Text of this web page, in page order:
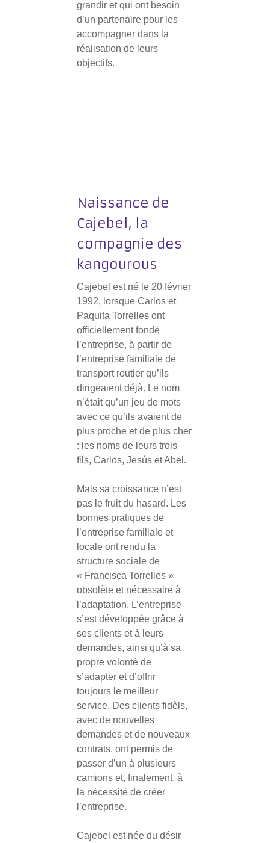
grandir et qui ont besoin
d’un partenaire pour les
accompagner dans la
réalisation de leurs
objectifs.
Naissance de
Cajebel, la
compagnie des
kangourous
Cajebel est né le 20 février
1992, lorsque Carlos et
Paquita Torrelles ont
officiellement fondé
l’entreprise, à partir de
l’entreprise familiale de
transport routier qu’ils
dirigeaient déjà. Le nom
n’était qu’un jeu de mots
avec ce qu’ils avaient de
plus proche et de plus cher
: les noms de leurs trois
fils, Carlos, Jesús et Abel.
Mais sa croissance n’est
pas le fruit du hasard. Les
bonnes pratiques de
l’entreprise familiale et
locale ont rendu la
structure sociale de
« Francisca Torrelles »
obsolète et nécessaire à
l’adaptation. L’entreprise
s’est développée grâce à
ses clients et à leurs
demandes, ainsi qu’à sa
propre volonté de
s’adapter et d’offrir
toujours le meilleur
service. Des clients fidèls,
avec de nouvelles
demandes et de nouveaux
contrats, ont permis de
passer d’un à plusieurs
camions et, finalement, à
la nécessité de créer
l’entreprise.
Cajebel est née du désir